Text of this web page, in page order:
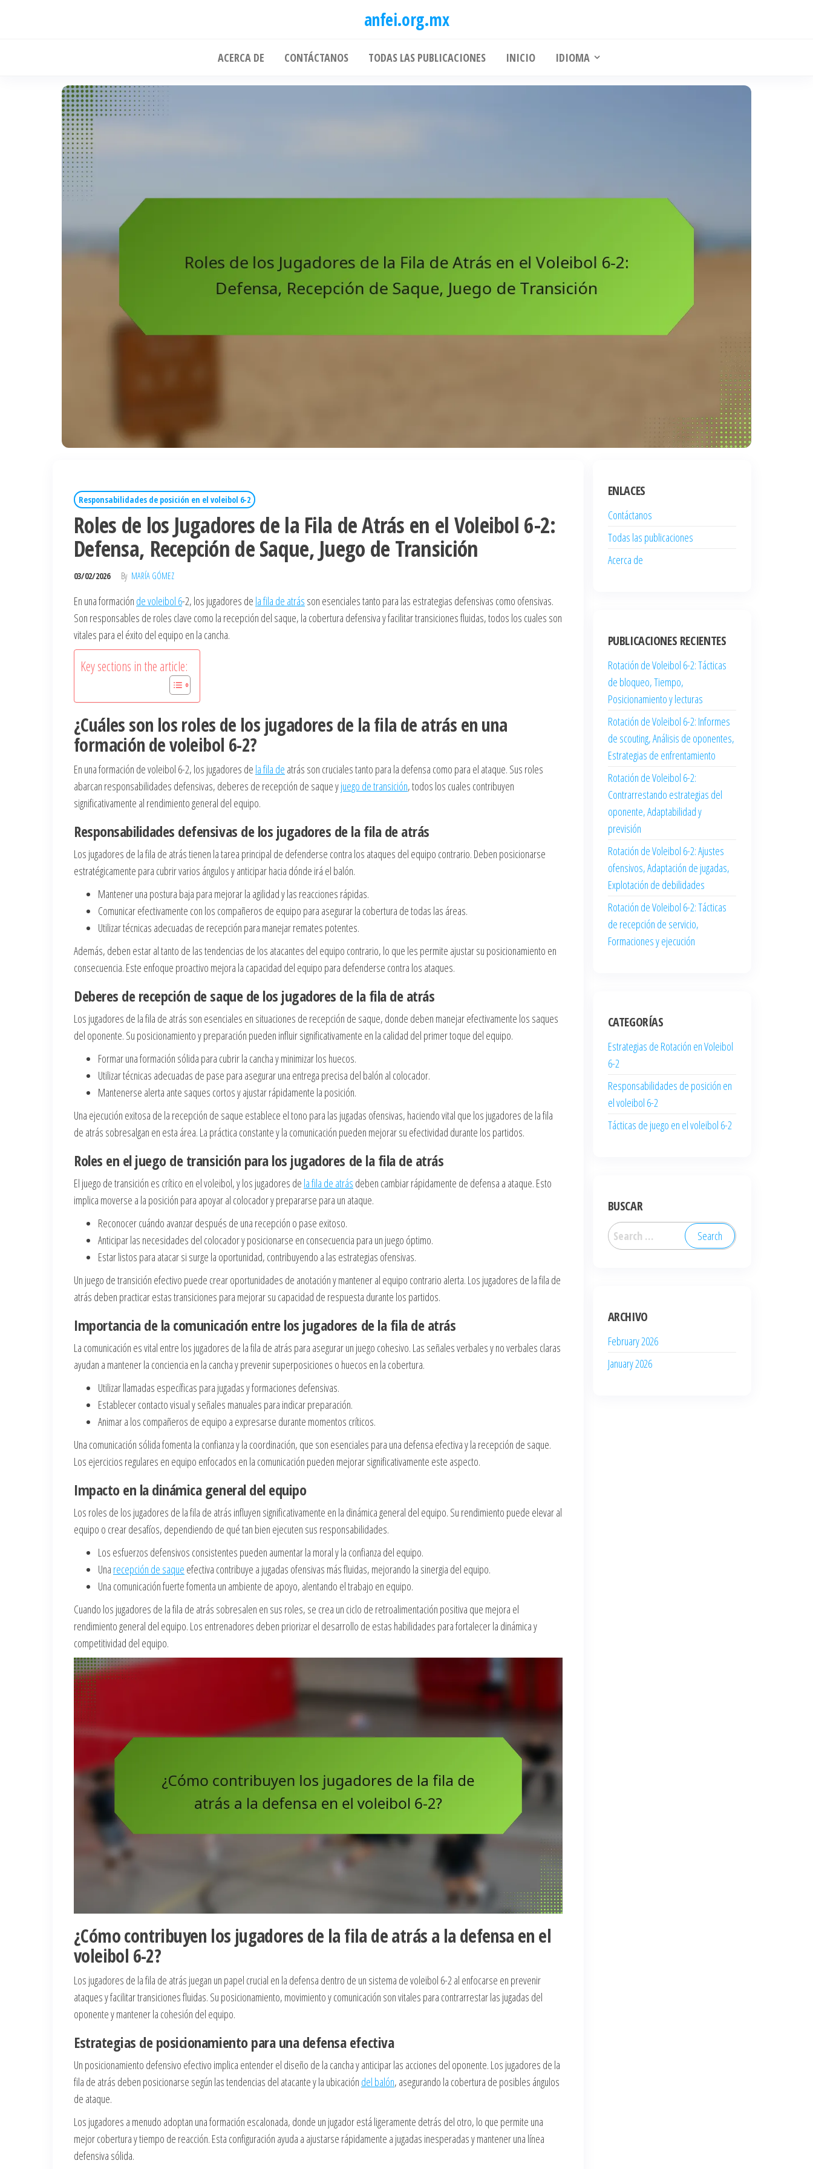
anfei.org.mx
ACERCA DE CONTÁCTANOS TODAS LAS PUBLICACIONES INICIO IDIOMA
Responsabilidades de posición en el voleibol 6-2
Roles de los Jugadores de la Fila de Atrás en el Voleibol 6-2:
Defensa, Recepción de Saque, Juego de Transición
03/02/2026 By MARÍA GÓMEZ
En una formación de voleibol 6-2, los jugadores de la fila de atrás son esenciales tanto para las estrategias defensivas como ofensivas.
Son responsables de roles clave como la recepción del saque, la cobertura defensiva y facilitar transiciones fluidas, todos los cuales son
vitales para el éxito del equipo en la cancha.
Key sections in the article:
¿Cuáles son los roles de los jugadores de la fila de atrás en una
formación de voleibol 6-2?
En una formación de voleibol 6-2, los jugadores de la fila de atrás son cruciales tanto para la defensa como para el ataque. Sus roles
abarcan responsabilidades defensivas, deberes de recepción de saque yjuego de transición, todos los cuales contribuyen
significativamente al rendimiento general del equipo.
Responsabilidades defensivas de los jugadores de la fila de atrás
Los jugadores de la fila de atrás tienen la tarea principal de defenderse contra los ataques del equipo contrario. Deben posicionarse
estratégicamente para cubrir varios ángulos y anticipar hacia dónde irá el balón.
Mantener una postura baja para mejorar la agilidad y las reacciones rápidas.
Comunicar efectivamente con los compañeros de equipo para asegurar la cobertura de todas las áreas.
Utilizar técnicas adecuadas de recepción para manejar remates potentes.
Además, deben estar al tanto de las tendencias de los atacantes del equipo contrario, lo que les permite ajustar su posicionamiento en
consecuencia. Este enfoque proactivo mejora la capacidad del equipo para defenderse contra los ataques.
Deberes de recepción de saque de los jugadores de la fila de atrás
Los jugadores de la fila de atrás son esenciales en situaciones de recepción de saque, donde deben manejar efectivamente los saques
del oponente. Su posicionamiento y preparación pueden influir significativamente en la calidad del primer toque del equipo.
Formar una formación sólida para cubrir la cancha y minimizar los huecos.
Utilizar técnicas adecuadas de pase para asegurar una entrega precisa del balón al colocador.
Mantenerse alerta ante saques cortos y ajustar rápidamente la posición.
Una ejecución exitosa de la recepción de saque establece el tono para las jugadas ofensivas, haciendo vital que los jugadores de la fila
de atrás sobresalgan en esta área. La práctica constante y la comunicación pueden mejorar su efectividad durante los partidos.
Roles en el juego de transición para los jugadores de la fila de atrás
El juego de transición es crítico en el voleibol, y los jugadores de la fila de atrás deben cambiar rápidamente de defensa a ataque. Esto
implica moverse a la posición para apoyar al colocador y prepararse para un ataque.
Reconocer cuándo avanzar después de una recepción o pase exitoso.
Anticipar las necesidades del colocador y posicionarse en consecuencia para un juego óptimo.
Estar listos para atacar si surge la oportunidad, contribuyendo a las estrategias ofensivas.
Un juego de transición efectivo puede crear oportunidades de anotación y mantener al equipo contrario alerta. Los jugadores de la fila de
atrás deben practicar estas transiciones para mejorar su capacidad de respuesta durante los partidos.
Importancia de la comunicación entre los jugadores de la fila de atrás
La comunicación es vital entre los jugadores de la fila de atrás para asegurar un juego cohesivo. Las señales verbales y no verbales claras
ayudan a mantener la conciencia en la cancha y prevenir superposiciones o huecos en la cobertura.
Utilizar llamadas específicas para jugadas y formaciones defensivas.
Establecer contacto visual y señales manuales para indicar preparación.
Animar a los compañeros de equipo a expresarse durante momentos críticos.
Una comunicación sólida fomenta la confianza y la coordinación, que son esenciales para una defensa efectiva y la recepción de saque.
Los ejercicios regulares en equipo enfocados en la comunicación pueden mejorar significativamente este aspecto.
Impacto en la dinámica general del equipo
Los roles de los jugadores de la fila de atrás influyen significativamente en la dinámica general del equipo. Su rendimiento puede elevar al
equipo o crear desafíos, dependiendo de qué tan bien ejecuten sus responsabilidades.
Los esfuerzos defensivos consistentes pueden aumentar la moral y la confianza del equipo.
Una recepción de saque efectiva contribuye a jugadas ofensivas más fluidas, mejorando la sinergia del equipo.
Una comunicación fuerte fomenta un ambiente de apoyo, alentando el trabajo en equipo.
Cuando los jugadores de la fila de atrás sobresalen en sus roles, se crea un ciclo de retroalimentación positiva que mejora el
rendimiento general del equipo. Los entrenadores deben priorizar el desarrollo de estas habilidades para fortalecer la dinámica y
competitividad del equipo.
¿Cómo contribuyen los jugadores de la fila de atrás a la defensa en el
voleibol 6-2?
Los jugadores de la fila de atrás juegan un papel crucial en la defensa dentro de un sistema de voleibol 6-2 al enfocarse en prevenir
ataques y facilitar transiciones fluidas. Su posicionamiento, movimiento y comunicación son vitales para contrarrestar las jugadas del
oponente y mantener la cohesión del equipo.
Estrategias de posicionamiento para una defensa efectiva
Un posicionamiento defensivo efectivo implica entender el diseño de la cancha y anticipar las acciones del oponente. Los jugadores de la
fila de atrás deben posicionarse según las tendencias del atacante y la ubicación del balón, asegurando la cobertura de posibles ángulos
de ataque.
Los jugadores a menudo adoptan una formación escalonada, donde un jugador está ligeramente detrás del otro, lo que permite una
mejor cobertura y tiempo de reacción. Esta configuración ayuda a ajustarse rápidamente a jugadas inesperadas y mantener una línea
defensiva sólida.
ENLACES
Contáctanos
Todas las publicaciones
Acerca de
PUBLICACIONES RECIENTES
Rotación de Voleibol 6-2: Tácticas
de bloqueo, Tiempo,
Posicionamiento y lecturas
Rotación de Voleibol 6-2: Informes
de scouting, Análisis de oponentes,
Estrategias de enfrentamiento
Rotación de Voleibol 6-2:
Contrarrestando estrategias del
oponente, Adaptabilidad y
previsión
Rotación de Voleibol 6-2: Ajustes
ofensivos, Adaptación de jugadas,
Explotación de debilidades
Rotación de Voleibol 6-2: Tácticas
de recepción de servicio,
Formaciones y ejecución
CATEGORÍAS
Estrategias de Rotación en Voleibol
6-2
Responsabilidades de posición en
el voleibol 6-2
Tácticas de juego en el voleibol 6-2
BUSCAR
Search
for:
ARCHIVO
February 2026
January 2026